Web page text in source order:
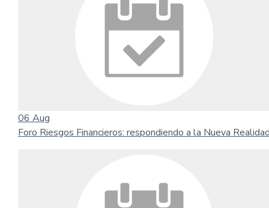
06 Aug
Foro Riesgos Financieros: respondiendo a la Nueva